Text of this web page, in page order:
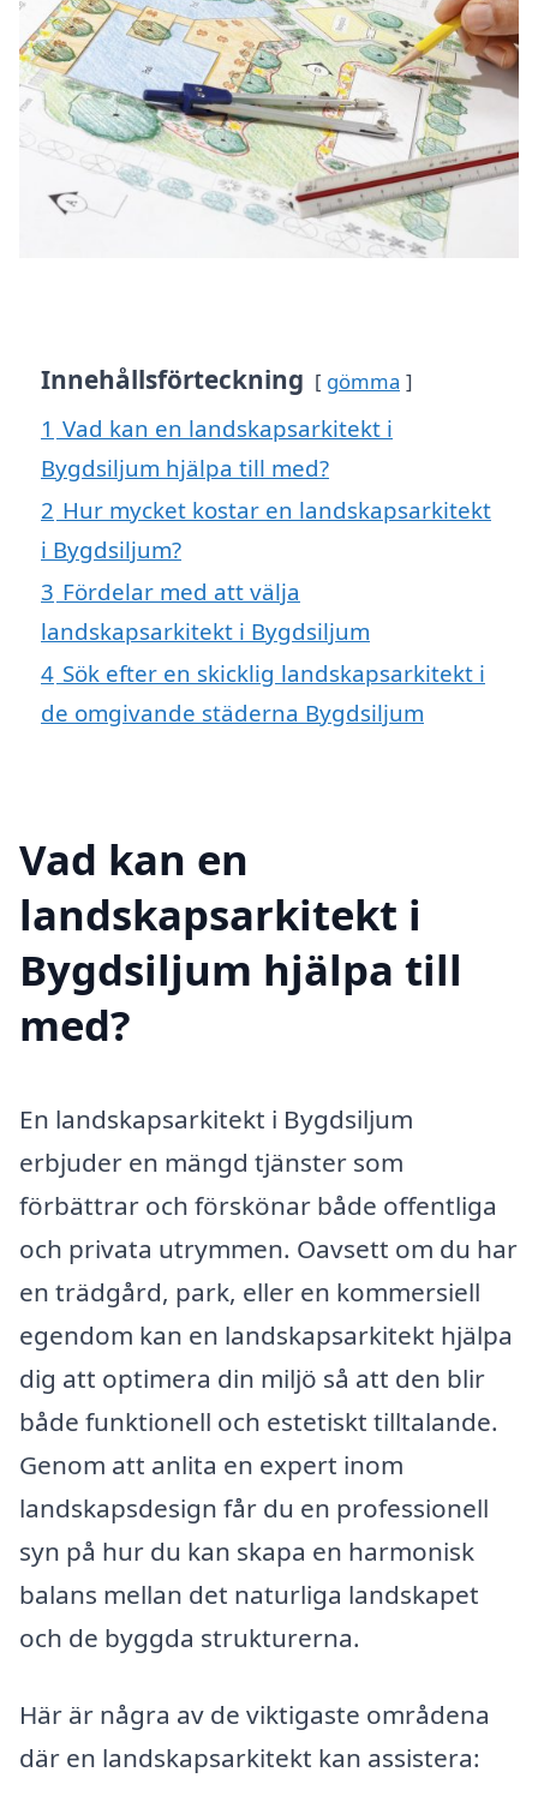
Innehållsförteckning gömma
1 Vad kan en landskapsarkitekt i
Bygdsiljum hjälpa till med?
2 Hur mycket kostar en landskapsarkitekt
i Bygdsiljum?
3 Fördelar med att välja
landskapsarkitekt i Bygdsiljum
4 Sök efter en skicklig landskapsarkitekt i
de omgivande städerna Bygdsiljum
Vad kan en
landskapsarkitekt i
Bygdsiljum hjälpa till
med?
En landskapsarkitekt i Bygdsiljum
erbjuder en mängd tjänster som
förbättrar och förskönar både offentliga
och privata utrymmen. Oavsett om du har
en trädgård, park, eller en kommersiell
egendom kan en landskapsarkitekt hjälpa
dig att optimera din miljö så att den blir
både funktionell och estetiskt tilltalande.
Genom att anlita en expert inom
landskapsdesign får du en professionell
syn på hur du kan skapa en harmonisk
balans mellan det naturliga landskapet
och de byggda strukturerna.
Här är några av de viktigaste områdena
där en landskapsarkitekt kan assistera: